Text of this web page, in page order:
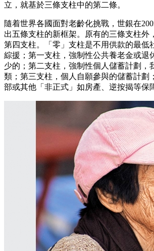
立，就基於三條支柱中的第二條。
隨着世界各國面對老齡化挑戰，世銀在
出五條支柱的新框架。原有的三條支柱外
第四支柱。「零」支柱是不用供款的最低
綜援；第一支柱，強制性公共養老金或退
少的；第二支柱，強制性個人儲蓄計劃，
類；第三支柱，個人自願參與的儲蓄計劃
部或其他「非正式」如房產、逆按揭等保